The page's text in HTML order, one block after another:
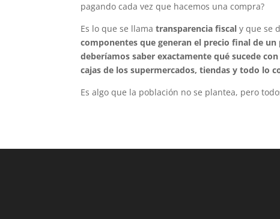
pagando cada vez que hacemos una compra?
Es lo que se llamatransparencia fiscal y que se
componentes que generan el precio final de
deberíamos saber exactamente qué sucede
cajas de los supermercados, tiendas y todo lo
Es algo que la población no se plantea, pero